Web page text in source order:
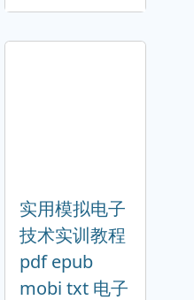
实用模拟电子
技术实训教程
pdf epub
mobi txt 电子